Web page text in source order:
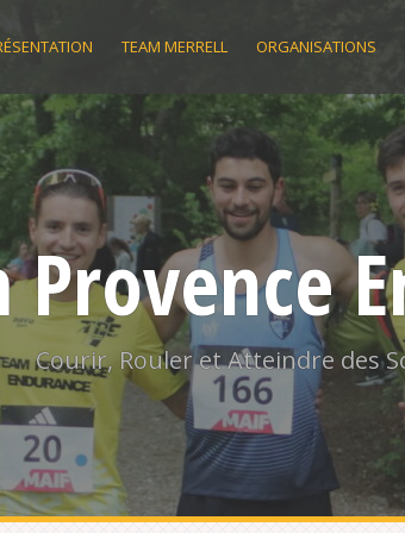
TEAM MERRELL ORGANISATIONS
Provence
Courir, Rouler et Atteindre des